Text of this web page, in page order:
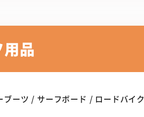
品
ーツ / サーフボード / ロードバイク